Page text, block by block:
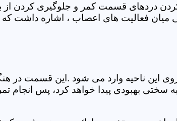
کردن دردهای قسمت کمر و جلوگیری
فعالیت های اعصاب ، اشاره داشت که
ناحیه وارد می شود .این قسمت در
سختی بهبودی پیدا خواهد کرد، پس انجام